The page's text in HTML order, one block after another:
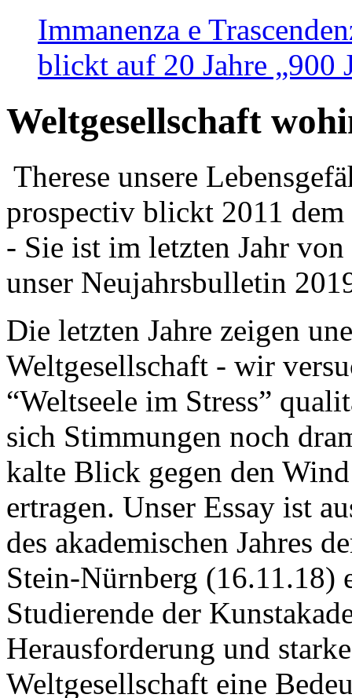
Immanenza e
blickt auf 20 Jahre „900
Weltgesellschaft
Therese unsere
prospectiv blickt 2011
- Sie ist im letzten Jahr
unser Neujahrsbulletin
Die letzten Jahre zeigen
Weltgesellschaft - wir
“Weltseele im Stress”
sich Stimmungen noch
kalte Blick gegen den
ertragen. Unser Essay ist
des akademischen Jahres
Stein-Nürnberg (16.11.18)
Studierende der
Herausforderung und
Weltgesellschaft eine